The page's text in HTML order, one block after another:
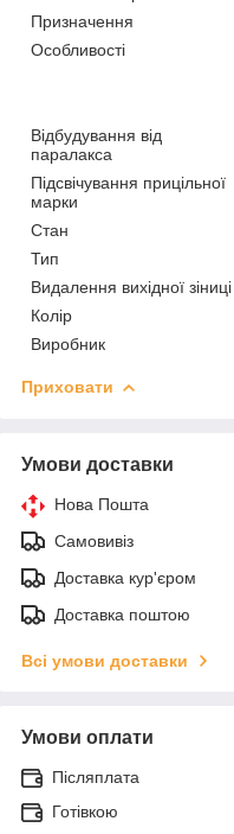
Призначення
Особливості
Відбудування від
паралакса
Підсвічування прицільної
марки
Стан
Тип
Видалення вихідної зіниці
Колір
Виробник
Приховати
Умови доставки
Нова Пошта
Самовивіз
Доставка кур'єром
Доставка поштою
Всі умови доставки
Умови оплати
Післяплата
Готівкою